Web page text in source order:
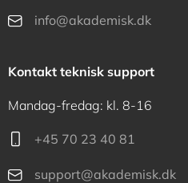
info@akademisk.dk
Kontakt teknisk support
Mandag-fredag: kl. 8-16
+45 70 23 40 81
support@akademisk.dk